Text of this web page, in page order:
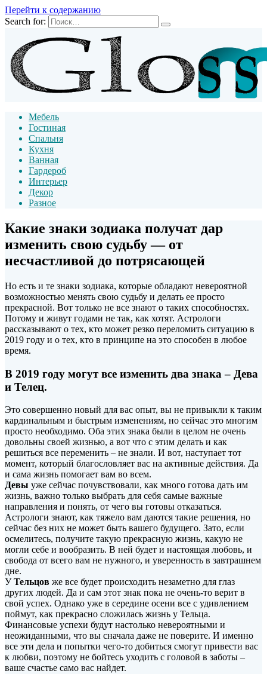
Перейти к содержанию
Search for:
Мебель
Гостиная
Спальня
Кухня
Ванная
Гардероб
Интерьер
Декор
Разное
Какие знаки зодиака получат дар
изменить свою судьбу — от
несчастливой до потрясающей
Но есть и те знаки зодиака, которые обладают невероятной
возможностью менять свою судьбу и делать ее просто
прекрасной. Вот только не все знают о таких способностях.
Потому и живут годами не так, как хотят. Астрологи
рассказывают о тех, кто может резко переломить ситуацию в
2019 году и о тех, кто в принципе на это способен в любое
время.
В 2019 году могут все изменить два знака – Дева
и Телец.
Это совершенно новый для вас опыт, вы не привыкли к таким
кардинальным и быстрым изменениям, но сейчас это многим
просто необходимо. Оба этих знака были в целом не очень
довольны своей жизнью, а вот что с этим делать и как
решиться все переменить – не знали. И вот, наступает тот
момент, который благословляет вас на активные действия. Да
и сама жизнь помогает вам во всем.
Девы уже сейчас почувствовали, как много готова дать им
жизнь, важно только выбрать для себя самые важные
направления и понять, от чего вы готовы отказаться.
Астрологи знают, как тяжело вам даются такие решения, но
сейчас без них не может быть вашего будущего. Зато, если
осмелитесь, получите такую прекрасную жизнь, какую не
могли себе и вообразить. В ней будет и настоящая любовь, и
свобода от всего вам не нужного, и уверенность в завтрашнем
дне.
УТельцов же все будет происходить незаметно для глаз
других людей. Да и сам этот знак пока не очень-то верит в
свой успех. Однако уже в середине осени все с удивлением
поймут, как прекрасно сложилась жизнь у Тельца.
Финансовые успехи будут настолько невероятными и
неожиданными, что вы сначала даже не поверите. И именно
все эти дела и попытки чего-то добиться смогут привести вас
к любви, поэтому не бойтесь уходить с головой в заботы –
ваше счастье само вас найдет.